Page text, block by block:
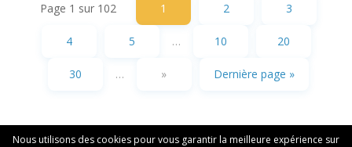
Page 1 sur 102 1 2 3
4 5 … 10 20
30 … » Dernière page »
Nous utilisons des cookies pour vous garantir la meilleure expérience sur